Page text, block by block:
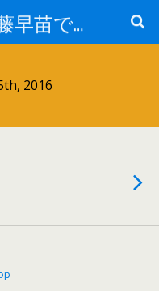
こんにちは！加藤早苗です。
2016